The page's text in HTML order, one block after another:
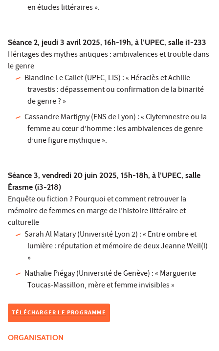
en études littéraires ».
Séance 2, jeudi 3 avril 2025, 16h-19h, à l’UPEC, salle i1-233
Héritages des mythes antiques : ambivalences et trouble dans
le genre
Blandine Le Callet (UPEC, LIS) : « Héraclès et Achille
travestis : dépassement ou confirmation de la binarité
de genre ? »
Cassandre Martigny (ENS de Lyon) : « Clytemnestre ou la
femme au cœur d’homme : les ambivalences de genre
d’une figure mythique ».
Séance 3, vendredi 20 juin 2025, 15h-18h, à l’UPEC, salle
Érasme (i3-218)
Enquête ou fiction ? Pourquoi et comment retrouver la
mémoire de femmes en marge de l’histoire littéraire et
culturelle
Sarah Al Matary (Université Lyon 2) : « Entre ombre et
lumière : réputation et mémoire de deux Jeanne Weil(l)
»
Nathalie Piégay (Université de Genève) : « Marguerite
Toucas-Massillon, mère et femme invisibles »
TÉLÉCHARGER LE PROGRAMME
ORGANISATION